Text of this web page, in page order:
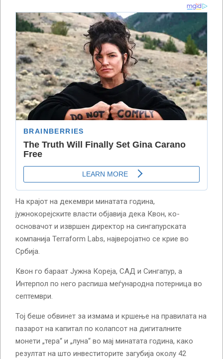
На крајот на декември минатата година,
јужнокорејските власти објавија дека Квон, ко-
основачот и извршен директор на сингапурската
компанија Terraform Labs, најверојатно се крие во
Србија.
Квон го бараат Јужна Кореја, САД и Сингапур, а
Интерпол по него распиша меѓународна потерница во
септември.
Тој беше обвинет за измама и кршење на правилата на
пазарот на капитал по колапсот на дигиталните
монети „тера“ и „луна“ во мај минатата година, како
резултат на што инвеститорите загубија околу 42